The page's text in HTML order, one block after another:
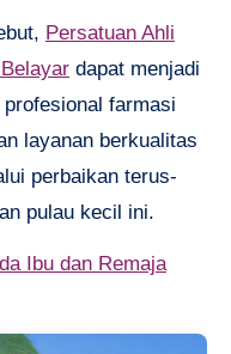
Persatuan Ahli
dapat menjadi
farmasi
layanan berkualitas
perbaikan terus-
pulau kecil ini.
Ibu dan Remaja